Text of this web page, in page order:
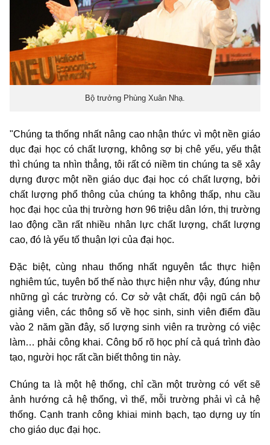
Bộ trưởng Phùng Xuân Nhạ.
"Chúng ta thống nhất nâng cao nhận thức vì một nền giáo
dục đại học có chất lượng, không sợ bị chê yếu, yếu thật
thì chúng ta nhìn thẳng, tôi rất có niềm tin chúng ta sẽ xây
dựng được một nền giáo dục đại học có chất lượng, bởi
chất lượng phổ thông của chúng ta không thấp, nhu cầu
học đại học của thị trường hơn 96 triệu dân lớn, thị trường
lao động cần rất nhiều nhân lực chất lượng, chất lượng
cao, đó là yếu tố thuận lợi của đại học.
Đặc biệt, cùng nhau thống nhất nguyên tắc thực hiện
nghiêm túc, tuyên bố thế nào thực hiện như vậy, đúng như
những gì các trường có. Cơ sở vật chất, đội ngũ cán bộ
giảng viên, các thông số về học sinh, sinh viên điểm đầu
vào 2 năm gần đây, số lượng sinh viên ra trường có việc
làm… phải công khai. Công bố rõ học phí cả quá trình đào
tạo, người học rất cần biết thông tin này.
Chúng ta là một hệ thống, chỉ cần một trường có vết sẽ
ảnh hướng cả hệ thống, vì thế, mỗi trường phải vì cả hệ
thống. Cạnh tranh công khiai minh bạch, tạo dựng uy tín
cho giáo dục đại học.